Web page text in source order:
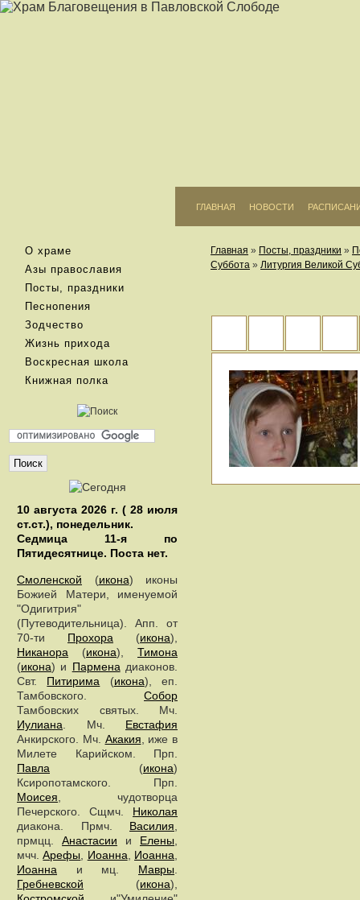
ГЛАВНАЯ НОВОСТИ
О храме
Азы православия
Посты, праздники
Песнопения
Зодчество
Жизнь прихода
Воскресная школа
Книжная полка
10 августа 2026 г. ( 28 июля
ст.ст.), понедельник.
Седмица 11-я по
Пятидесятнице. Поста нет.
Смоленской (икона) иконы
Божией Матери, именуемой
"Одигитрия"
(Путеводительница). Апп. от
70-ти Прохора (икона),
Никанора (икона), Тимона
(икона) и Пармена диаконов.
Свт. Питирима (икона), еп.
Тамбовского. Собор
Тамбовских святых. Мч.
Иулиана . Мч. Евстафия
Анкирского. Мч. Акакия , иже в
Милете Карийском. Прп.
Павла (икона)
Ксиропотамского. Прп.
Моисея , чудотворца
Печерского. Сщмч. Николая
диакона. Прмч. Василия
прмцц. Анастасии и Елены
мчч.Арефы Иоанна Иоанна
Иоанна и мц. Мавры
Гребневской (икона),
Главная » Посты, праздники »
Суббота » Литургия Великой